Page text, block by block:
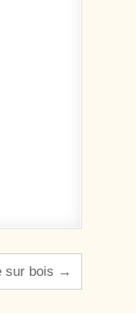
sur bois →